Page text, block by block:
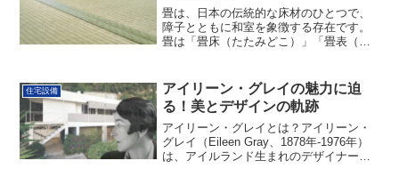
畳は、日本の伝統的な床材のひとつで、
障子とともに和室を象徴する存在です。
畳は「畳床（たたみどこ）」「畳表（た
る機能と役割を持っています。畳床（た
たみどこ）：畳の芯にあ...
住宅設備
アイリーン・グレイの魅力に迫
る！美とデザインの軌跡
アイリーン・グレイとは？アイリーン・
グレイ（Eileen Gray、1878年-1976年）
は、アイルランド生まれのデザイナー、